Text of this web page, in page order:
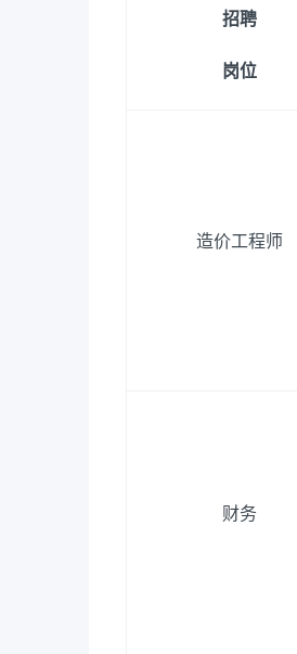
招聘
岗位
造价工程师
财务